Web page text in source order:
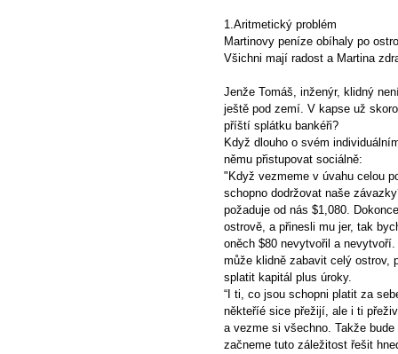
1.Aritmetický problém
Martinovy peníze obíhaly po
Všichni mají radost a Martina
Jenže Tomáš, inženýr, klidný
ještě pod zemí. V kapse už
příští splátku bankéři?
Když dlouho o svém
němu přistupovat sociálně:
"Když vezmeme v úvahu celou
schopno dodržovat naše
požaduje od nás $1,080.
ostrově, a přinesli mu jer, tak
oněch $80 nevytvořil a
může klidně zabavit celý ostrov,
splatit kapitál plus úroky.
“I ti, co jsou schopni platit za
někteříé sice přežijí, ale i ti
a vezme si všechno. Takže
začneme tuto záležitost řešit